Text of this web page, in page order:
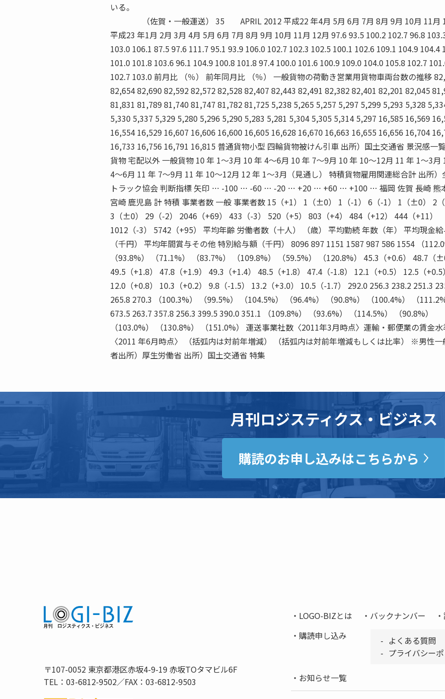
いる。
（佐賀・一般運送） 35 APRIL 2012 平成22 年4月 5月 6月 7月 8月 9月 10月 11月
平成23 年1月 2月 3月 4月 5月 6月 7月 8月 9月 10月 11月 12月 97.6 93.5 100.2 102.7 96.8
103.0 106.1 87.5 97.6 111.7 95.1 93.9 106.0 102.7 102.3 102.5 100.1 102.6 109.1 104.9 104.4
101.0 101.8 103.6 96.1 104.9 100.8 101.8 97.4 100.0 101.6 100.9 109.0 104.0 105.8 102.7
102.7 103.0 前月比 （％） 前年同月比 （％） 一般貨物の荷動き営業用貨物車両台数の推移
82,654 82,690 82,592 82,572 82,528 82,407 82,443 82,491 82,382 82,401 82,201 82,045
81,831 81,789 81,740 81,747 81,782 81,725 5,238 5,265 5,257 5,297 5,299 5,293 5,328
5,330 5,337 5,329 5,280 5,296 5,290 5,283 5,281 5,304 5,305 5,314 5,297 16,585 16,569
16,554 16,529 16,607 16,606 16,600 16,605 16,628 16,670 16,663 16,655 16,656 16,704
16,733 16,756 16,791 16,815 普通貨物小型 四輪貨物被けん引車 出所）国土交通省 景況感一
貨物 宅配以外 一般貨物 10 年 1〜3月 10 年 4〜6月 10 年 7〜9月 10 年 10〜12月 11 年 1〜3月
4〜6月 11 年 7〜9月 11 年 10〜12月 12 年 1〜3月（見通し） 特積貨物雇用関連総合計 出所）
トラック協会 判断指標 矢印 … -100 … -60 … -20 … +20 … +60 … +100 … 福岡 佐賀 長崎 熊
宮崎 鹿児島 計 特積 事業者数 一般 事業者数 15（+1） 1（±0） 1（-1） 6（-1） 1（±0） 2（-
3（±0） 29（-2） 2046（+69） 433（-3） 520（+5） 803（+4） 484（+12） 444（+11）
1012（-3） 5742（+95） 平均年齢 労働者数（十人） （歳） 平均勤続 年数（年） 平均現金
（千円） 平均年間賞与その他 特別給与額（千円） 8096 897 1151 1587 987 586 1554 （
（93.8%） （71.1%） （83.7%） （109.8%） （59.5%） （120.8%） 45.3（+0.6） 48.7（
49.5（+1.8） 47.8（+1.9） 49.3（+1.4） 48.5（+1.8） 47.4（-1.8） 12.1（+0.5） 12.5（+0.5）
12.0（+0.8） 10.3（+0.2） 9.8（-1.5） 13.2（+3.0） 10.5（-1.7） 292.0 256.3 238.2 251.3
265.8 270.3 （100.3%） （99.5%） （104.5%） （96.4%） （90.8%） （100.4%） （111.2%
673.5 263.7 357.8 256.3 399.5 390.0 351.1 （109.8%） （93.6%） （114.5%） （90.8%）
（103.0%） （130.8%） （151.0%） 運送事業社数〈2011年3月時点〉運輸・郵便業の賃金
〈2011 年6月時点〉 （括弧内は対前年増減） （括弧内は対前年増減もしくは比率） ※男性一
者出所）厚生労働省 出所）国土交通省 特集
月刊ロジスティクス・ビジネス
購読のお申し込みはこちらから
〒107-0052 東京都港区赤坂4-9-19 赤坂TOタマビル6F
TEL：03-6812-9502／FAX：03-6812-9503
LOGO-BIZとは バックナンバー
購読申し込み
よくある質問
プライバシー
お知らせ一覧